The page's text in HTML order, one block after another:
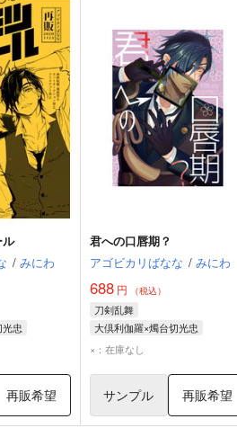
/ みにわ
忠
再販希望
君への口唇期？
アゴビカリばなな / みにわ
688円 （税込）
刀剣乱舞
大倶利伽羅×燭台切光忠
大倶利伽羅
×：在庫なし
サンプル 再販希望